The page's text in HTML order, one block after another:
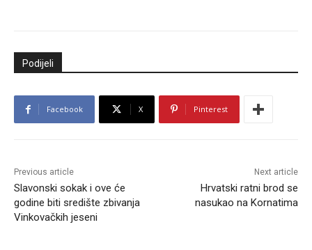
Podijeli
Facebook X Pinterest
Previous article
Slavonski sokak i ove će
godine biti središte zbivanja
Vinkovačkih jeseni
Next article
Hrvatski ratni brod se
nasukao na Kornatima